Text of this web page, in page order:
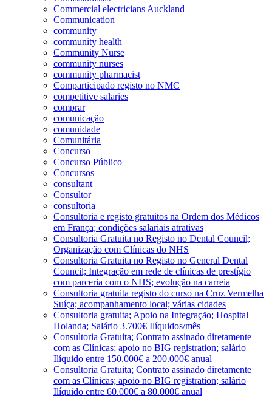
Commercial electricians Auckland
Communication
community
community health
Community Nurse
community nurses
community pharmacist
Comparticipado registo no NMC
competitive salaries
comprar
comunicação
comunidade
Comunitária
Concurso
Concurso Público
Concursos
consultant
Consultor
consultoria
Consultoria e registo gratuitos na Ordem dos Médicos
em França; condições salariais atrativas
Consultoria Gratuita no Registo no Dental Council;
Organização com Clínicas do NHS
Consultoria Gratuita no Registo no General Dental
Council; Integração em rede de clínicas de prestígio
com parceria com o NHS; evolução na carreia
Consultoria gratuita registo do curso na Cruz Vermelha
Suíça; acompanhamento local; várias cidades
Consultoria gratuita; Apoio na Integração; Hospital
Holanda; Salário 3.700€ Ilíquidos/mês
Consultoria Gratuita; Contrato assinado diretamente
com as Clínicas; apoio no BIG registration; salário
Ilíquido entre 150.000€ a 200.000€ anual
Consultoria Gratuita; Contrato assinado diretamente
com as Clínicas; apoio no BIG registration; salário
Ilíquido entre 60.000€ a 80.000€ anual